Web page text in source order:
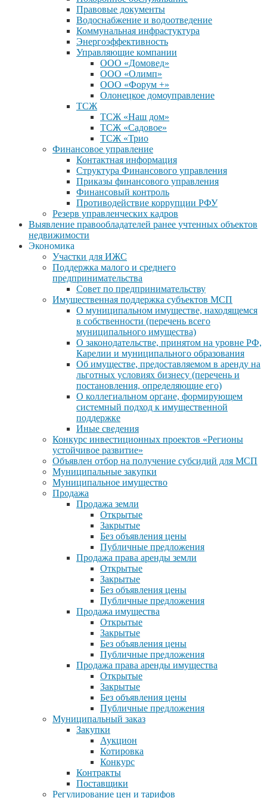
Правовые документы
Водоснабжение и водоотведение
Коммунальная инфрастуктура
Энергоэффективность
Управляющие компании
ООО «Домовед»
ООО «Олимп»
ООО «Форум +»
Олонецкое домоуправление
ТСЖ
ТСЖ «Наш дом»
ТСЖ «Садовое»
ТСЖ «Трио
Финансовое управление
Контактная информация
Структура Финансового управления
Приказы финансового управления
Финансовый контроль
Противодействие коррупции РФУ
Резерв управленческих кадров
Выявление правообладателей ранее учтенных объектов
недвижимости
Экономика
Участки для ИЖС
Поддержка малого и среднего
предпринимательства
Совет по предпринимательству
Имущественная поддержка субъектов МСП
О муниципальном имуществе, находящемся
в собственности (перечень всего
муниципального имущества)
О законодательстве, принятом на уровне РФ,
Карелии и муниципального образования
Об имуществе, предоставляемом в аренду на
льготных условиях бизнесу (перечень и
постановления, определяющие его)
О коллегиальном органе, формирующем
системный подход к имущественной
поддержке
Иные сведения
Конкурс инвестиционных проектов «Регионы
устойчивое развитие»
Объявлен отбор на получение субсидий для МСП
Муниципальные закупки
Муниципальное имущество
Продажа
Продажа земли
Открытые
Закрытые
Без объявления цены
Публичные предложения
Продажа права аренды земли
Открытые
Закрытые
Без объявления цены
Публичные предложения
Продажа имущества
Открытые
Закрытые
Без объявления цены
Публичные предложения
Продажа права аренды имущества
Открытые
Закрытые
Без объявления цены
Публичные предложения
Муниципальный заказ
Закупки
Аукцион
Котировка
Конкурс
Контракты
Поставщики
Регулирование цен и тарифов